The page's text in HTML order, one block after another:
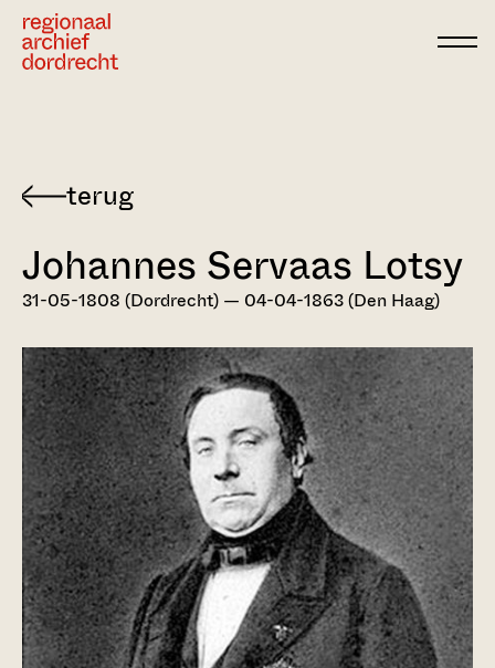
Terug
Dordts
biografisch
woordenboek
Johannes Servaas Lotsy
31-05-1808 (Dordrecht) — 04-04-1863 (Den Haag)